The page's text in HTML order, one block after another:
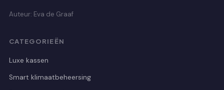
Auteur: Eva de Graaf
CATEGORIEËN
Luxe kassen
Smart klimaatbeheersing